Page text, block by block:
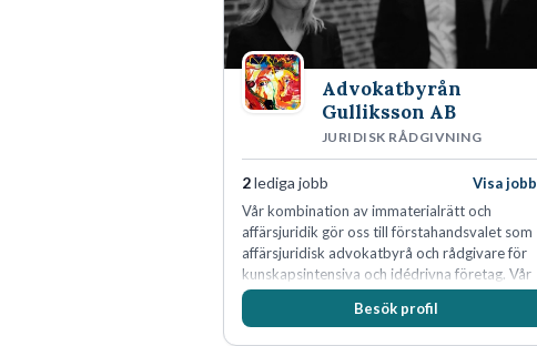
Advokatbyrån
Gulliksson AB
JURIDISK RÅDGIVNING
2lediga jobb
Visa jobb
Vår kombination av immaterialrätt och
affärsjuridik gör oss till förstahandsvalet som
affärsjuridisk advokatbyrå och rådgivare för
kunskapsintensiva och idédrivna företag. Vår
expertis inom IP-tillgångar har gett oss en
marknadsledande position. Våra klienter väljer
Besök profil